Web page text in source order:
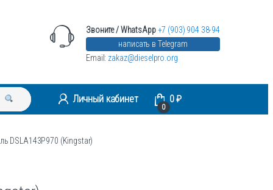
Звоните / WhatsApp+7 (903) 904 38-94
написать в Telegram
Email: zakaz@dieselpro.org
Личный кабинет
0
0₽
DSLA143P970 (Kingstar)